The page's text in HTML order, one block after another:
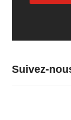
Suivez-